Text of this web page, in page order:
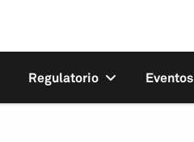
Regulatorio Eventos